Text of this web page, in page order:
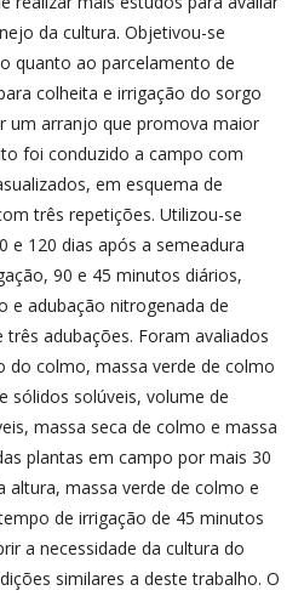
da cultura. Objetivou-se
quanto ao parcelamento de
colheita e irrigação do sorgo
um arranjo que promova maior
foi conduzido a campo com
em esquema de
três repetições. Utilizou-se
e 120 dias após a semeadura
90 e 45 minutos diários,
e adubação nitrogenada de
adubações. Foram avaliados
do colmo, massa verde de colmo
sólidos solúveis, volume de
massa seca de colmo e massa
plantas em campo por mais 30
altura, massa verde de colmo e
de irrigação de 45 minutos
a necessidade da cultura do
similares a deste trabalho. O